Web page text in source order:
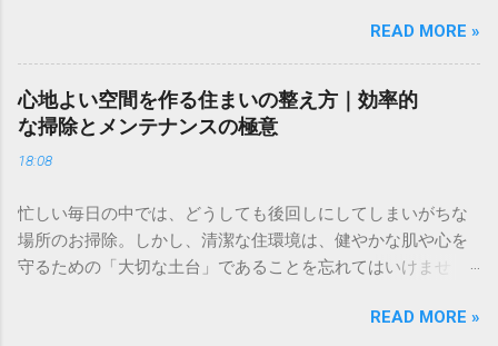
しく考えがちな資産形成について、初心者の方でも安心して
取り組める基本的な考え方と、リスクを抑えて賢く資産を守
り、育てるためのコツをわかりやすく解説します。特別な知
識がなくても、今日からできる一歩を一緒に整理していきま
もしれません。しかし、現在の経済環境において、自ら資産
を管理し、育てる意識を持つことは、誰にとっても欠かせな
いライフスキルとなっています。 物価上昇と資産維持の関係
私たちが暮らす社会では、モノの価格が変動します。これま
では「お金を銀行に預けておけば安心」という考え方が一般
キュリティについて「自分たちでできる対策」と「プロの
力」を組み合わせることで、より強固な暮らしの基盤を作る
方法をご紹介します。今の生活環境に合わせた、無理のない
防犯対策を検討してみてはいかがでしょうか。 ✅ [住まいの安
心をサポートする詳細はこちらから確認できます] ✅ 「最近、
近所で物騒な噂を聞いて不安」「外出中や就寝中、家族の安
て、このように考えたことはありませんか。家は本来、心か
らリラックスできる場所であるはずです。しかし、ほんの少
しの油断や防犯意識の欠如が、大切な家族や財産を脅かす隙
ない」と思っているときこそ、見直すべき重要なライフスキ
READ MORE »
心地よい空間を作る住まいの整え方｜効率的
な掃除とメンテナンスの極意
18:08
忙しい毎日の中では、どうしても後回しにしてしまいがちな
場所のお掃除。しかし、清潔な住環境は、健やかな肌や心を
守るための「大切な土台」であることを忘れてはいけませ
ない汚れをすっきりと解消し、お部屋に心地よい空気を取り
READ MORE »